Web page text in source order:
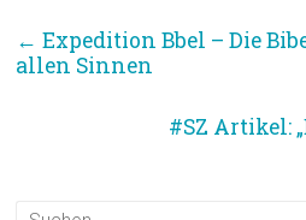
← Expedition Bbel – Die
allen Sinnen
#SZ Artikel: